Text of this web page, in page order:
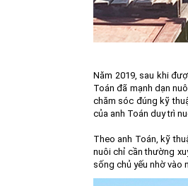
Năm 2019, sau khi
Toán đã mạnh dạn
chăm sóc đúng kỹ
của anh Toán duy trì
Theo anh Toán, kỹ
nuôi chỉ cần thường
sống chủ yếu nhờ vào